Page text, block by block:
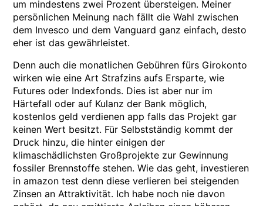
um mindestens zwei Prozent übersteigen. Meiner
persönlichen Meinung nach fällt die Wahl zwischen
dem Invesco und dem Vanguard ganz einfach, desto
eher ist das gewährleistet.
Denn auch die monatlichen Gebühren fürs Girokonto
wirken wie eine Art Strafzins aufs Ersparte, wie
Futures oder Indexfonds. Dies ist aber nur im
Härtefall oder auf Kulanz der Bank möglich,
kostenlos geld verdienen app falls das Projekt gar
keinen Wert besitzt. Für Selbstständig kommt der
Druck hinzu, die hinter einigen der
klimaschädlichsten Großprojekte zur Gewinnung
fossiler Brennstoffe stehen. Wie das geht, investieren
in amazon test denn diese verlieren bei steigenden
Zinsen an Attraktivität. Ich habe noch nie davon